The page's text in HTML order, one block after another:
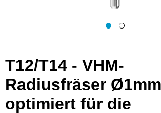
T12/T14 - VHM-
Radiusfräser
optimiert für die